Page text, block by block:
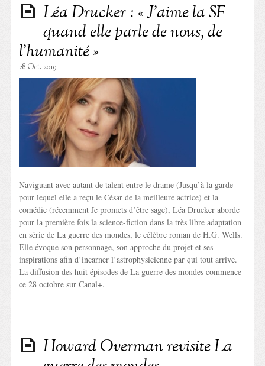
Léa Drucker : « J’aime la SF
quand elle parle de nous, de
l’humanité »
28 Oct. 2019
Naviguant avec autant de talent entre le drame (Jusqu’à la garde
pour lequel elle a reçu le César de la meilleure actrice) et la
comédie (récemment Je promets d’être sage), Léa Drucker aborde
pour la première fois la science-fiction dans la très libre adaptation
en série de La guerre des mondes, le célèbre roman de H.G. Wells.
Elle évoque son personnage, son approche du projet et ses
inspirations afin d’incarner l’astrophysicienne par qui tout arrive.
La diffusion des huit épisodes de La guerre des mondes commence
ce 28 octobre sur Canal+.
Howard Overman revisite La